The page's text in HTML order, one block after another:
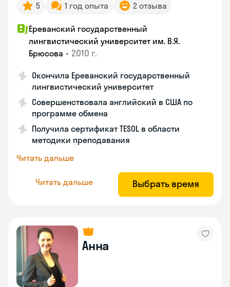
5 1 год опыта 2 отзыва
Ереванский государственный
лингвистический университет им. В.Я.
Брюсова • 2010 г.
Окончила Ереванский государственный
лингвистический университет
Совершенствовала английский в США по
программе обмена
Получила сертификат TESOL в области
методики преподавания
Читать дальше
Читать дальше Выбрать время
Анна